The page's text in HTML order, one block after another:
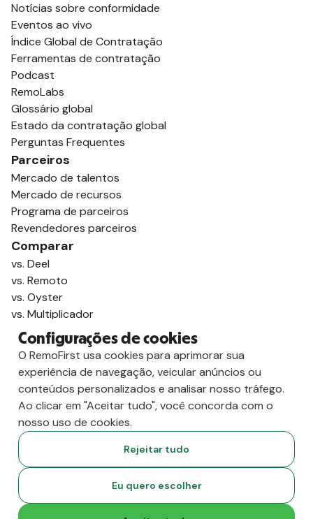
Notícias sobre conformidade
Eventos ao vivo
Índice Global de Contratação
Ferramentas de contratação
Podcast
RemoLabs
Glossário global
Estado da contratação global
Perguntas Frequentes
Parceiros
Mercado de talentos
Mercado de recursos
Programa de parceiros
Revendedores parceiros
Comparar
vs. Deel
vs. Remoto
vs. Oyster
vs. Multiplicador
RemoFirst Inc. Criado com 💚 remotamente, de
casa.
Termos e condições
Configurações de cookies
O RemoFirst usa cookies para aprimorar sua
experiência de navegação, veicular anúncios ou
conteúdos personalizados e analisar nosso tráfego.
Ao clicar em "Aceitar tudo", você concorda com o
nosso uso de cookies.
Rejeitar tudo
Eu quero escolher